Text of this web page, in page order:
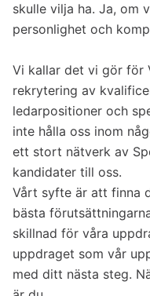
skulle vilja ha. Ja, om
personlighet och
Vi kallar det vi gör för
rekrytering av
ledarpositioner och
inte hålla oss inom
ett stort nätverk av
kandidater till oss.
Vårt syfte är att finna
bästa
skillnad för våra
uppdraget som vår
med ditt nästa steg.